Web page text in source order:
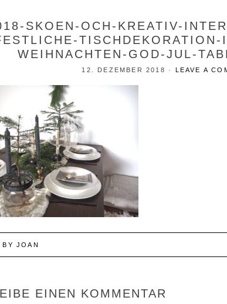
SKOEN-OCH-KREATIV-
WEIHNACHTEN-GOD-JUL-
12. DEZEMBER 2018 · LEAVE A
BY JOAN
EINEN KOMMENTAR